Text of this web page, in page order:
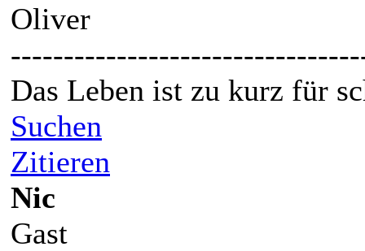
Oliver
Das Leben ist zu kurz für
Suchen
Zitieren
Nic
Gast